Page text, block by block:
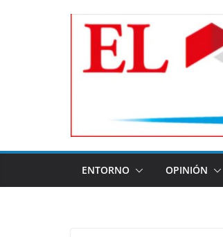
ENTORNO OPINIÓN